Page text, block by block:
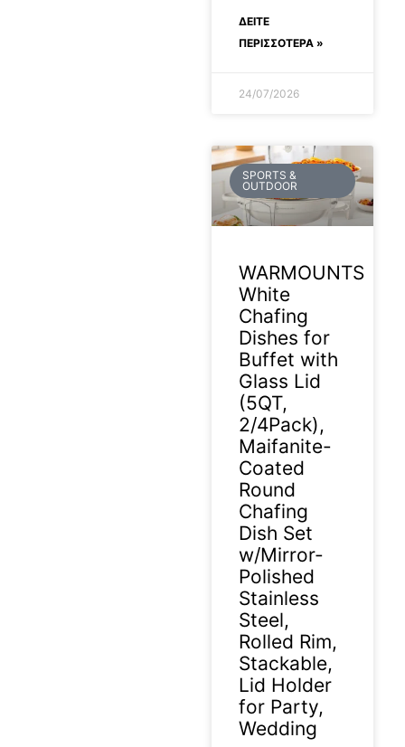
ΔΕΊΤΕ
ΠΕΡΙΣΣΟΤΕΡΑ »
24/07/2026
SPORTS &
OUTDOOR
WARMOUNTS
White
Chafing
Dishes for
Buffet with
Glass Lid
(5QT,
2/4Pack),
Maifanite-
Coated
Round
Chafing
Dish Set
w/Mirror-
Polished
Stainless
Steel,
Rolled Rim,
Stackable,
Lid Holder
for Party,
Wedding